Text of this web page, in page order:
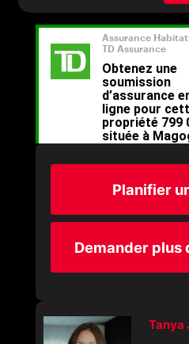
Planifier
Demander
Tanya